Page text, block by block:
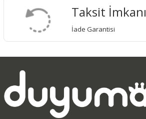
Taksit İmkanı
İade Garantisi